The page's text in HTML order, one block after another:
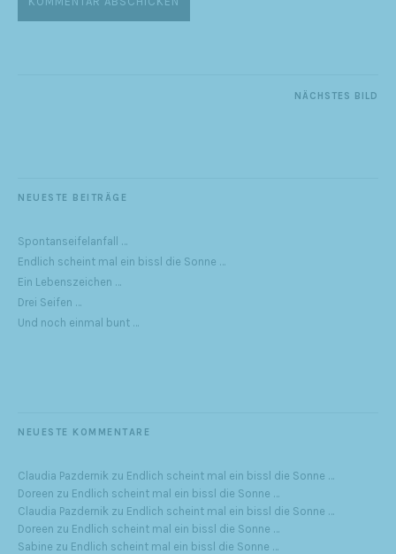
NÄCHSTES BILD
NEUESTE BEITRÄGE
Spontanseifelanfall …
Endlich scheint mal ein bissl die Sonne …
Ein Lebenszeichen …
Drei Seifen …
Und noch einmal bunt …
NEUESTE KOMMENTARE
Claudia Pazdernik zu Endlich scheint mal ein bissl die Sonne …
Doreen zu Endlich scheint mal ein bissl die Sonne …
Claudia Pazdernik zu Endlich scheint mal ein bissl die Sonne …
Doreen zu Endlich scheint mal ein bissl die Sonne …
Sabine zu Endlich scheint mal ein bissl die Sonne …